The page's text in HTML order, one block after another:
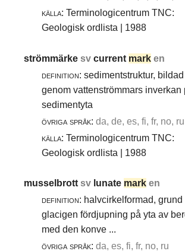
källa: Terminologicentrum TNC:
Geologisk ordlista | 1988
strömmärkesvcurrent mark en
definition: sedimentstruktur, bildad
genom vattenströmmars inverkan
sedimentyta
övriga språk: da, de, es, fi, fr, no, ru
källa: Terminologicentrum TNC:
Geologisk ordlista | 1988
musselbrottsv lunate mark en
definition: halvcirkelformad, grund
glacigen fördjupning på yta av
med den konve ...
övriga språk: da, es, fi, fr, no, ru